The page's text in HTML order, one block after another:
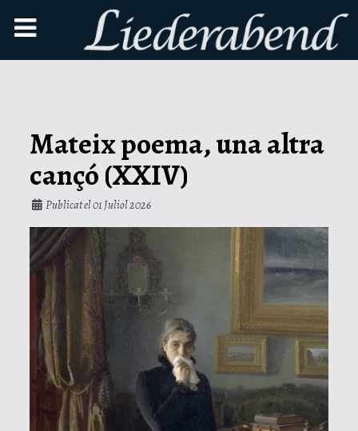
Mateix poema, una altra
cançó (XXIV)
Publicat el 01 Juliol 2026